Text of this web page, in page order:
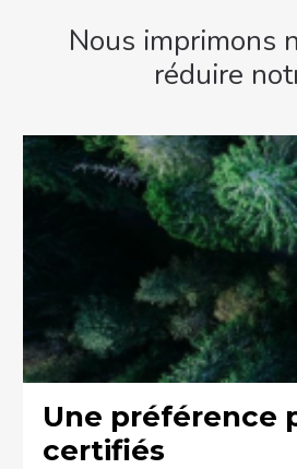
Nous imprimons
réduire
Une préférence
certifiés